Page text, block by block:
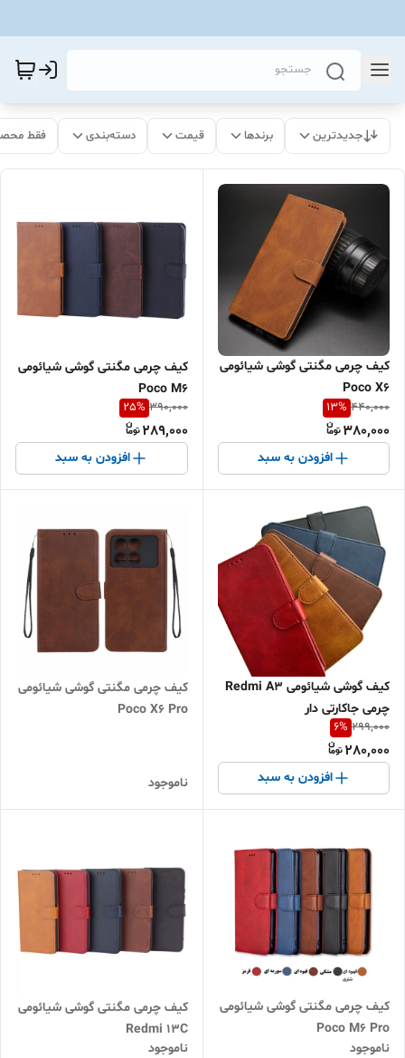
جدیدترین برندها قیمت دسته‌بندی فقط
کیف چرمی مگنتی گوشی شیائومی
Poco X6
440,000
13%
380,000
افزودن به سبد
کیف چرمی مگنتی گوشی شیائومی
Poco M6
390,000
25%
289,000
افزودن به سبد
کیف گوشی شیائومی Redmi A3
چرمی جاکارتی دار
299,000
6%
280,000
افزودن به سبد
کیف چرمی مگنتی گوشی شیائومی
Poco X6 Pro
ناموجود
کیف چرمی مگنتی گوشی شیائومی
Poco M6 Pro
ناموجود
کیف چرمی مگنتی گوشی شیائومی
Redmi 13C
ناموجود